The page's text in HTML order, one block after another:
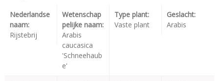
Nederlandse
naam:
Rijstebrij
Wetenschap
pelijke naam:
Arabis
caucasica
'Schneehaub
e'
Type plant:
Vaste plant
Geslacht:
Arabis